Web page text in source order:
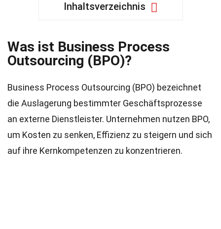
Inhaltsverzeichnis
Was ist Business Process
Outsourcing (BPO)?
Business Process Outsourcing (BPO) bezeichnet
die Auslagerung bestimmter Geschäftsprozesse
an externe Dienstleister. Unternehmen nutzen BPO,
um Kosten zu senken, Effizienz zu steigern und sich
auf ihre Kernkompetenzen zu konzentrieren.